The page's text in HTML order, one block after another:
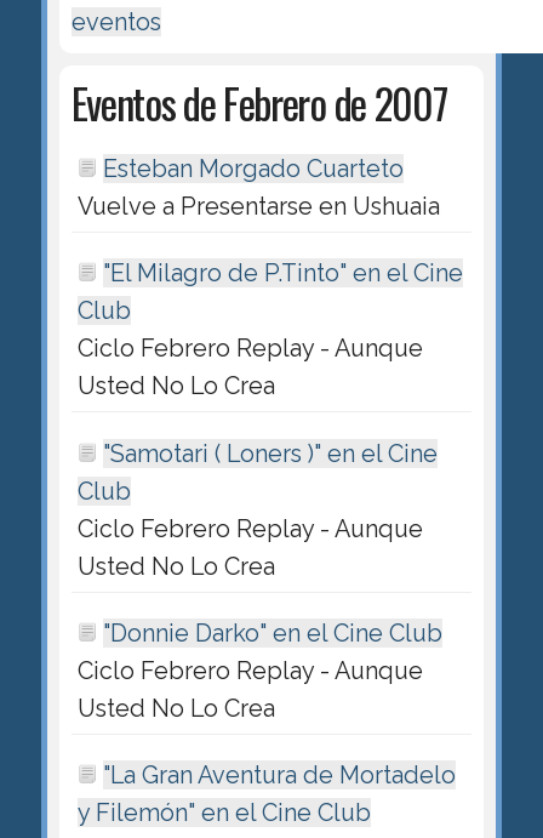
eventos
Eventos de Febrero de 2007
Esteban Morgado Cuarteto
Vuelve a Presentarse en Ushuaia
"El Milagro de P.Tinto" en el Cine
Club
Ciclo Febrero Replay - Aunque
Usted No Lo Crea
"Samotari ( Loners )" en el Cine
Club
Ciclo Febrero Replay - Aunque
Usted No Lo Crea
"Donnie Darko" en el Cine Club
Ciclo Febrero Replay - Aunque
Usted No Lo Crea
"La Gran Aventura de Mortadelo
y Filemón" en el Cine Club